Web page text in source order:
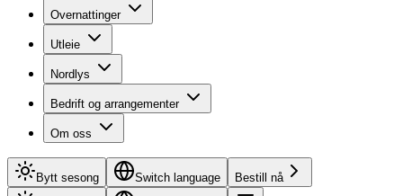
Overnattinger
Utleie
Nordlys
Bedrift og arrangementer
Om oss
Bytt sesong Switch language Bestill nå